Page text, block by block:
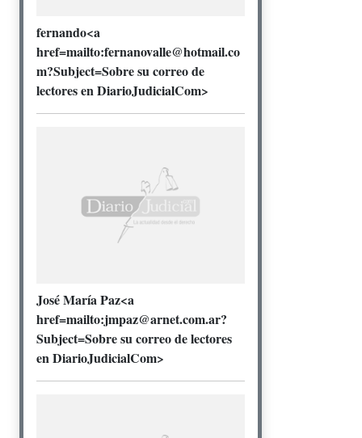
fernando<a
href=mailto:fernanovalle@hotmail.co
m?Subject=Sobre su correo de
lectores en DiarioJudicialCom>
José María Paz<a
href=mailto:jmpaz@arnet.com.ar?
Subject=Sobre su correo de lectores
en DiarioJudicialCom>